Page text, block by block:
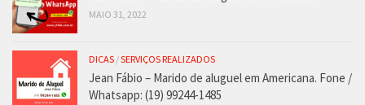
MAIO 31, 2022
DICAS /SERVIÇOS REALIZADOS
Jean Fábio – Marido de aluguel em Americana. Fone /
Whatsapp: (19) 99244-1485